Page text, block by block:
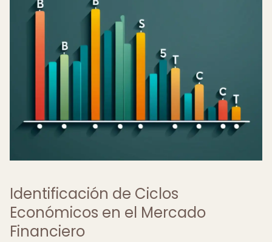
Identificación de Ciclos
Económicos en el Mercado
Financiero